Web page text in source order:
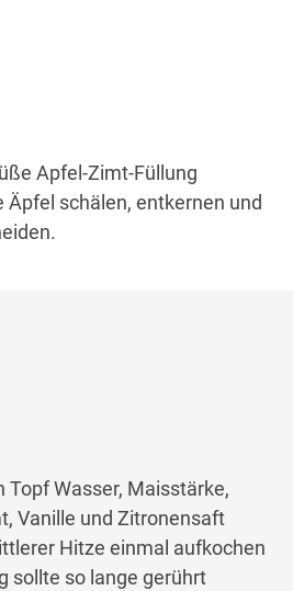
Apfel-Zimt-Füllung
Äpfel schälen, entkernen und
Topf Wasser, Maisstärke,
Vanille und Zitronensaft
Hitze einmal aufkochen
sollte so lange gerührt